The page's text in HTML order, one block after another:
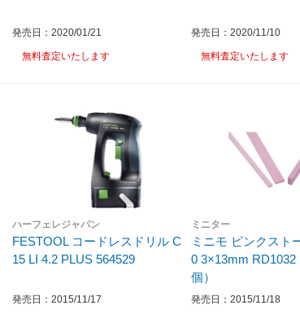
発売日：2020/01/21
無料査定いたします
発売日：2020/11/10
無料査定いたします
ハーフェレジャパン
FESTOOL コードレスドリル C
15 LI 4.2 PLUS 564529
発売日：2015/11/17
ミニター
ミニモ ピンクスト
0 3×13mm RD1032
個）
発売日：2015/11/18